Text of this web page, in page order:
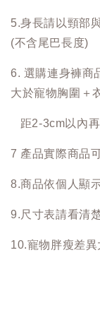
5.身長請以頸部
(不含尾巴長度)
6. 選購連身褲商
大於寵物胸圍＋
距2-3cm以內
7 產品實際商品
8.商品依個人顯
9.尺寸表請看清
10.寵物胖瘦差